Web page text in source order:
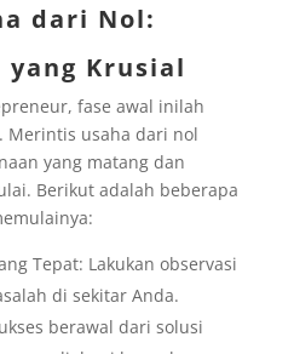
dari Nol:
yang Krusial
fase awal inilah
Merintis usaha dari nol
yang matang dan
Berikut adalah beberapa
Tepat: Lakukan observasi
di sekitar Anda.
berawal dari solusi